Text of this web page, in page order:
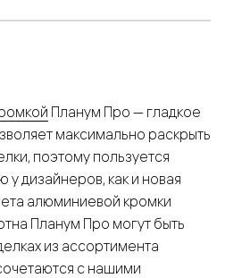
Планум Про — гладкое
максимально раскрыть
поэтому пользуется
дизайнеров, как и новая
алюминиевой кромки
Планум Про могут быть
из ассортимента
с нашими